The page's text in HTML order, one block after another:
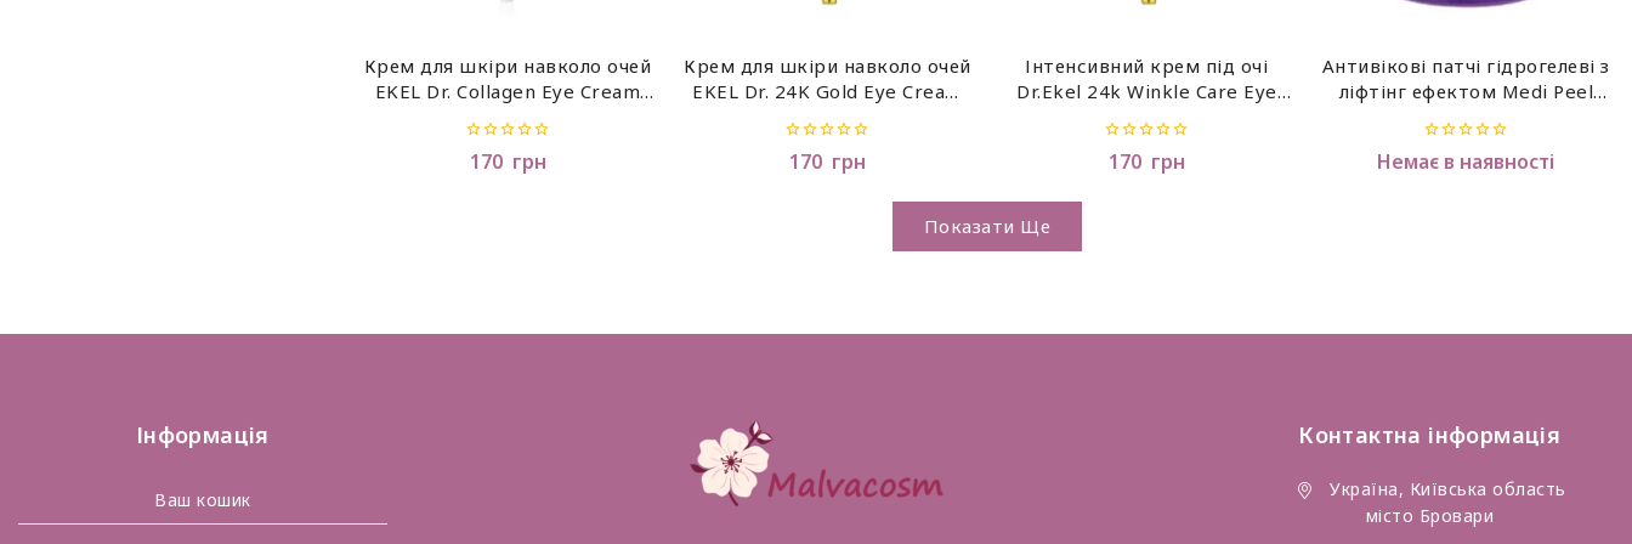
Крем для шкіри навколо очей
EKEL Dr. Collagen Eye Cream
(Tube) 40 ml
0
out
170 грн
Крем для шкіри навколо очей
EKEL Dr. 24K Gold Eye Cream
(Tube) 40 ml
0
out
170 грн
Інтенсивний крем під очі
Dr.Ekel 24k Winkle Care Eye
Cream,40 мл
0
out
170 грн
Антивікові патчі гідрогелеві з
ліфтінг ефектом Medi Peel
Peptide 9 Volume Lifting Eye
Patch Pro
0
out
Немає в наявності
Показати Ще
Інформація
Ваш кошик
Контактна інформація
Україна, Київська область
місто Бровари